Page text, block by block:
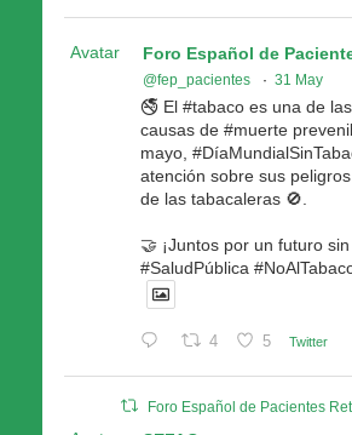
Avatar Foro Español de
@fep_pacientes · 31 May
🚭 El #tabaco es una de
causas de #muerte
mayo,
atención sobre sus
de las tabacaleras 🚫.
🤝 ¡Juntos por un futuro
#SaludPública
4 5 Twitter
Foro Español de Pacientes